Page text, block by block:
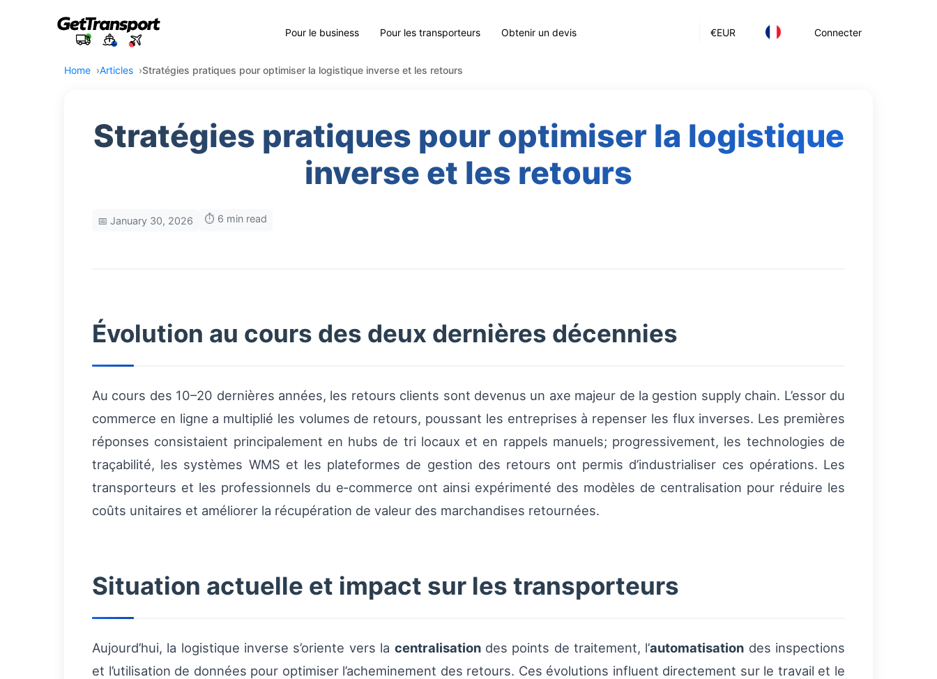
€EUR Connecter
Pour le business Pour les transporteurs Obtenir un devis
Home Articles Stratégies pratiques pour optimiser la logistique inverse et les retours
Stratégies pratiques pour optimiser la logistique
inverse et les retours
📅 January 30, 2026 ⏱️ 6 min read
Évolution au cours des deux dernières décennies
Au cours des 10–20 dernières années, les retours clients sont devenus un axe majeur de la gestion supply chain. L’essor du
commerce en ligne a multiplié les volumes de retours, poussant les entreprises à repenser les flux inverses. Les premières
réponses consistaient principalement en hubs de tri locaux et en rappels manuels; progressivement, les technologies de
traçabilité, les systèmes WMS et les plateformes de gestion des retours ont permis d’industrialiser ces opérations. Les
transporteurs et les professionnels du e‑commerce ont ainsi expérimenté des modèles de centralisation pour réduire les
coûts unitaires et améliorer la récupération de valeur des marchandises retournées.
Situation actuelle et impact sur les transporteurs
Aujourd’hui, la logistique inverse s’oriente vers la centralisationdes points de traitement, l’automatisation des inspections
et l’utilisation de données pour optimiser l’acheminement des retours. Ces évolutions influent directement sur le travail et le